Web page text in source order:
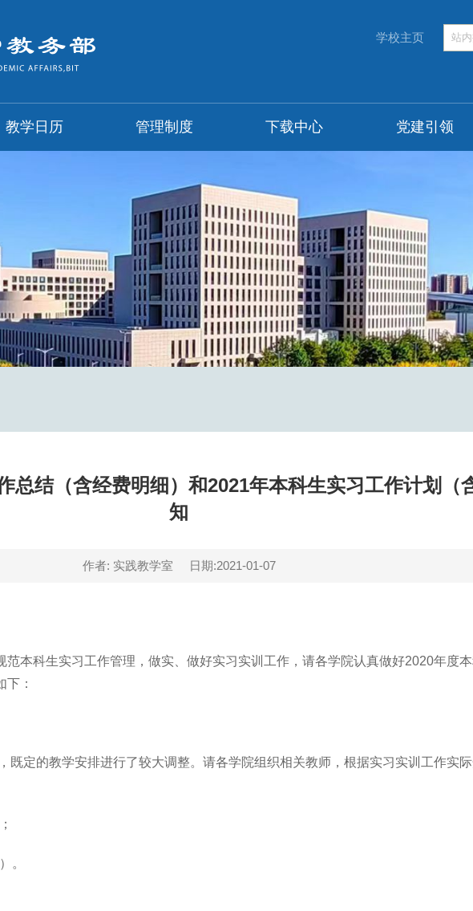
学校主页
教学日历 管理制度 下载中心 党建引领
总结（含经费明细）和2021年本科生实习工作计划（
知
作者: 实践教学室 日期:2021-01-07
本科生实习工作管理，做实、做好实习实训工作，请各学院认真做好2020年度
：
既定的教学安排进行了较大调整。请各学院组织相关教师，根据实习实训工作实
。